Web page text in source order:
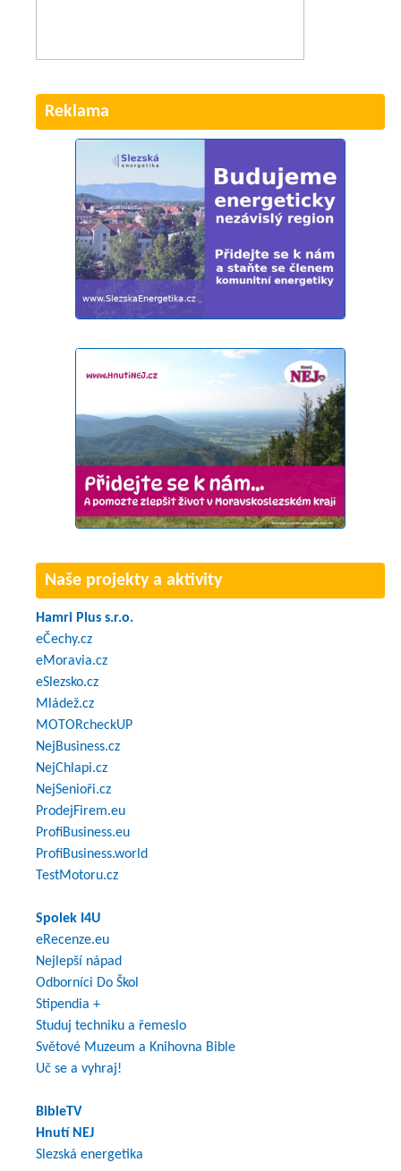
Reklama
Naše projekty a aktivity
Hamri Plus s.r.o.
eČechy.cz
eMoravia.cz
eSlezsko.cz
Mládež.cz
MOTORcheckUP
NejBusiness.cz
NejChlapi.cz
NejSenioři.cz
ProdejFirem.eu
ProfiBusiness.eu
ProfiBusiness.world
TestMotoru.cz
Spolek I4U
eRecenze.eu
Nejlepší nápad
Odborníci Do Škol
Stipendia +
Studuj techniku a řemeslo
Světové Muzeum a Knihovna Bible
Uč se a vyhraj!
BibleTV
Hnutí NEJ
Slezská energetika